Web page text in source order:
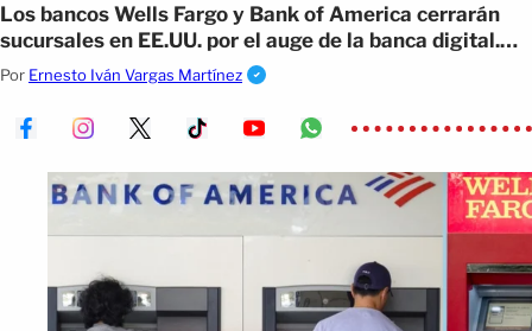
Los bancos Wells Fargo y Bank of America cerrarán
sucursales en EE.UU. por el auge de la banca digital.
¡Descubre cómo te afecta!
Por Ernesto Iván Vargas Martínez